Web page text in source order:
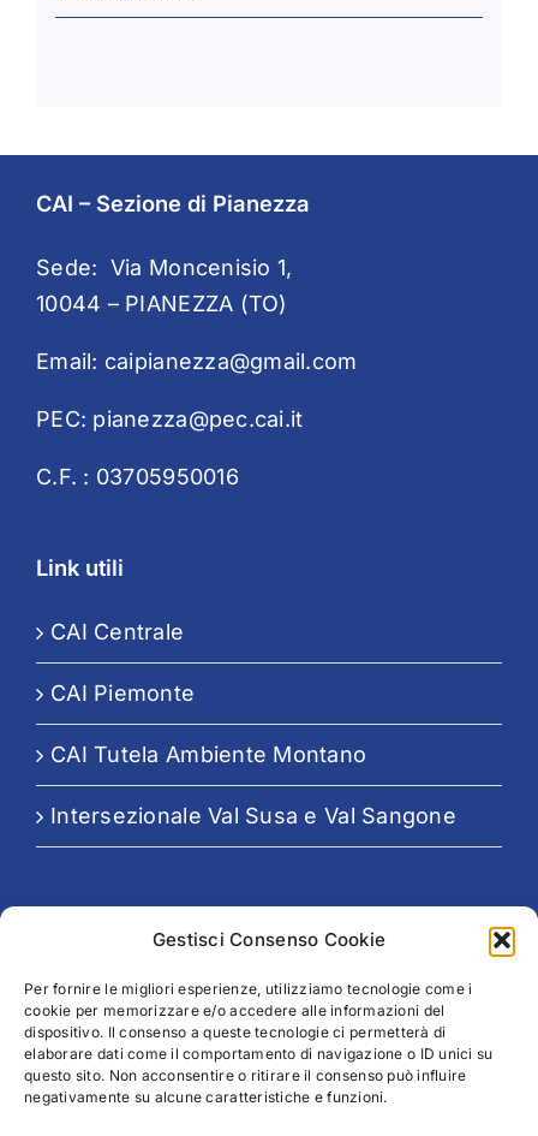
Gestisci Consenso Cookie
Per fornire le migliori esperienze, utilizziamo tecnologie come i
cookie per memorizzare e/o accedere alle informazioni del
dispositivo. Il consenso a queste tecnologie ci permetterà di
elaborare dati come il comportamento di navigazione o ID unici su
questo sito. Non acconsentire o ritirare il consenso può influire
negativamente su alcune caratteristiche e funzioni.
CAI – Sezione di Pianezza
Sede: Via Moncenisio 1,
10044 – PIANEZZA (TO)
Email: caipianezza@gmail.com
PEC: pianezza@pec.cai.it
C.F. : 03705950016
Link utili
CAI Centrale
CAI Piemonte
CAI Tutela Ambiente Montano
Intersezionale Val Susa e Val Sangone
Legal